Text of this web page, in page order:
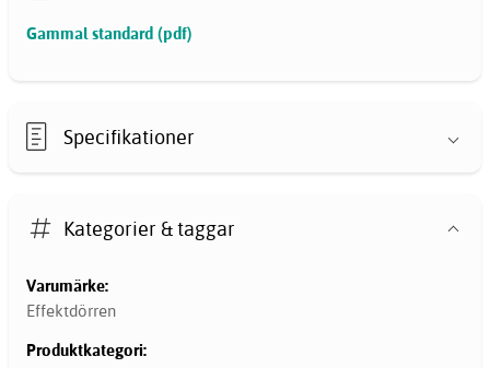
Gammal standard (pdf)
Specifikationer
Kategorier & taggar
Varumärke:
Effektdörren
Produktkategori: